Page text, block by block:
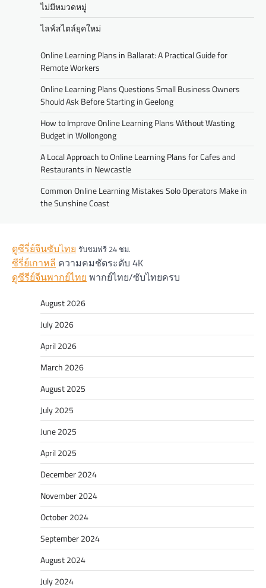
ไม่มีหมวดหมู่
ไลฟ์สไตล์ยุคใหม่
Online Learning Plans in Ballarat: A Practical Guide for
Remote Workers
Online Learning Plans Questions Small Business Owners
Should Ask Before Starting in Geelong
How to Improve Online Learning Plans Without Wasting
Budget in Wollongong
A Local Approach to Online Learning Plans for Cafes and
Restaurants in Newcastle
Common Online Learning Mistakes Solo Operators Make in
the Sunshine Coast
ดูซีรี่ย์จีนซับไทย รับชมฟรี 24 ชม.
ซีรี่ย์เกาหลี ความคมชัดระดับ 4K
ดูซีรีย์จีนพากย์ไทย พากย์ไทย/ซับไทยครบ
August 2026
July 2026
April 2026
March 2026
August 2025
July 2025
June 2025
April 2025
December 2024
November 2024
October 2024
September 2024
August 2024
July 2024